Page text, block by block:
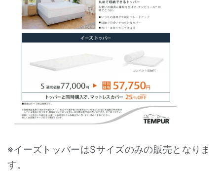
※イーズトッパーはSサイズのみの販売となりま
す。